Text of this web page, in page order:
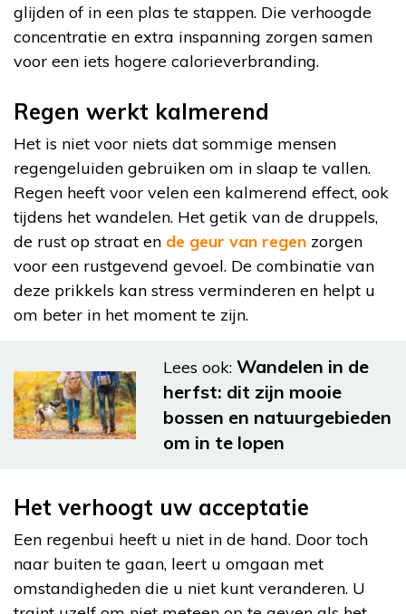
glijden of in een plas te stappen. Die verhoogde
concentratie en extra inspanning zorgen samen
voor een iets hogere calorieverbranding.
Regen werkt kalmerend
Het is niet voor niets dat sommige mensen
regengeluiden gebruiken om in slaap te vallen.
Regen heeft voor velen een kalmerend effect, ook
tijdens het wandelen. Het getik van de druppels,
de rust op straat en de geur van regen zorgen
voor een rustgevend gevoel. De combinatie van
deze prikkels kan stress verminderen en helpt u
om beter in het moment te zijn.
Lees ook: Wandelen in de
herfst: dit zijn mooie
bossen en natuurgebieden
om in te lopen
Het verhoogt uw acceptatie
Een regenbui heeft u niet in de hand. Door toch
naar buiten te gaan, leert u omgaan met
omstandigheden die u niet kunt veranderen. U